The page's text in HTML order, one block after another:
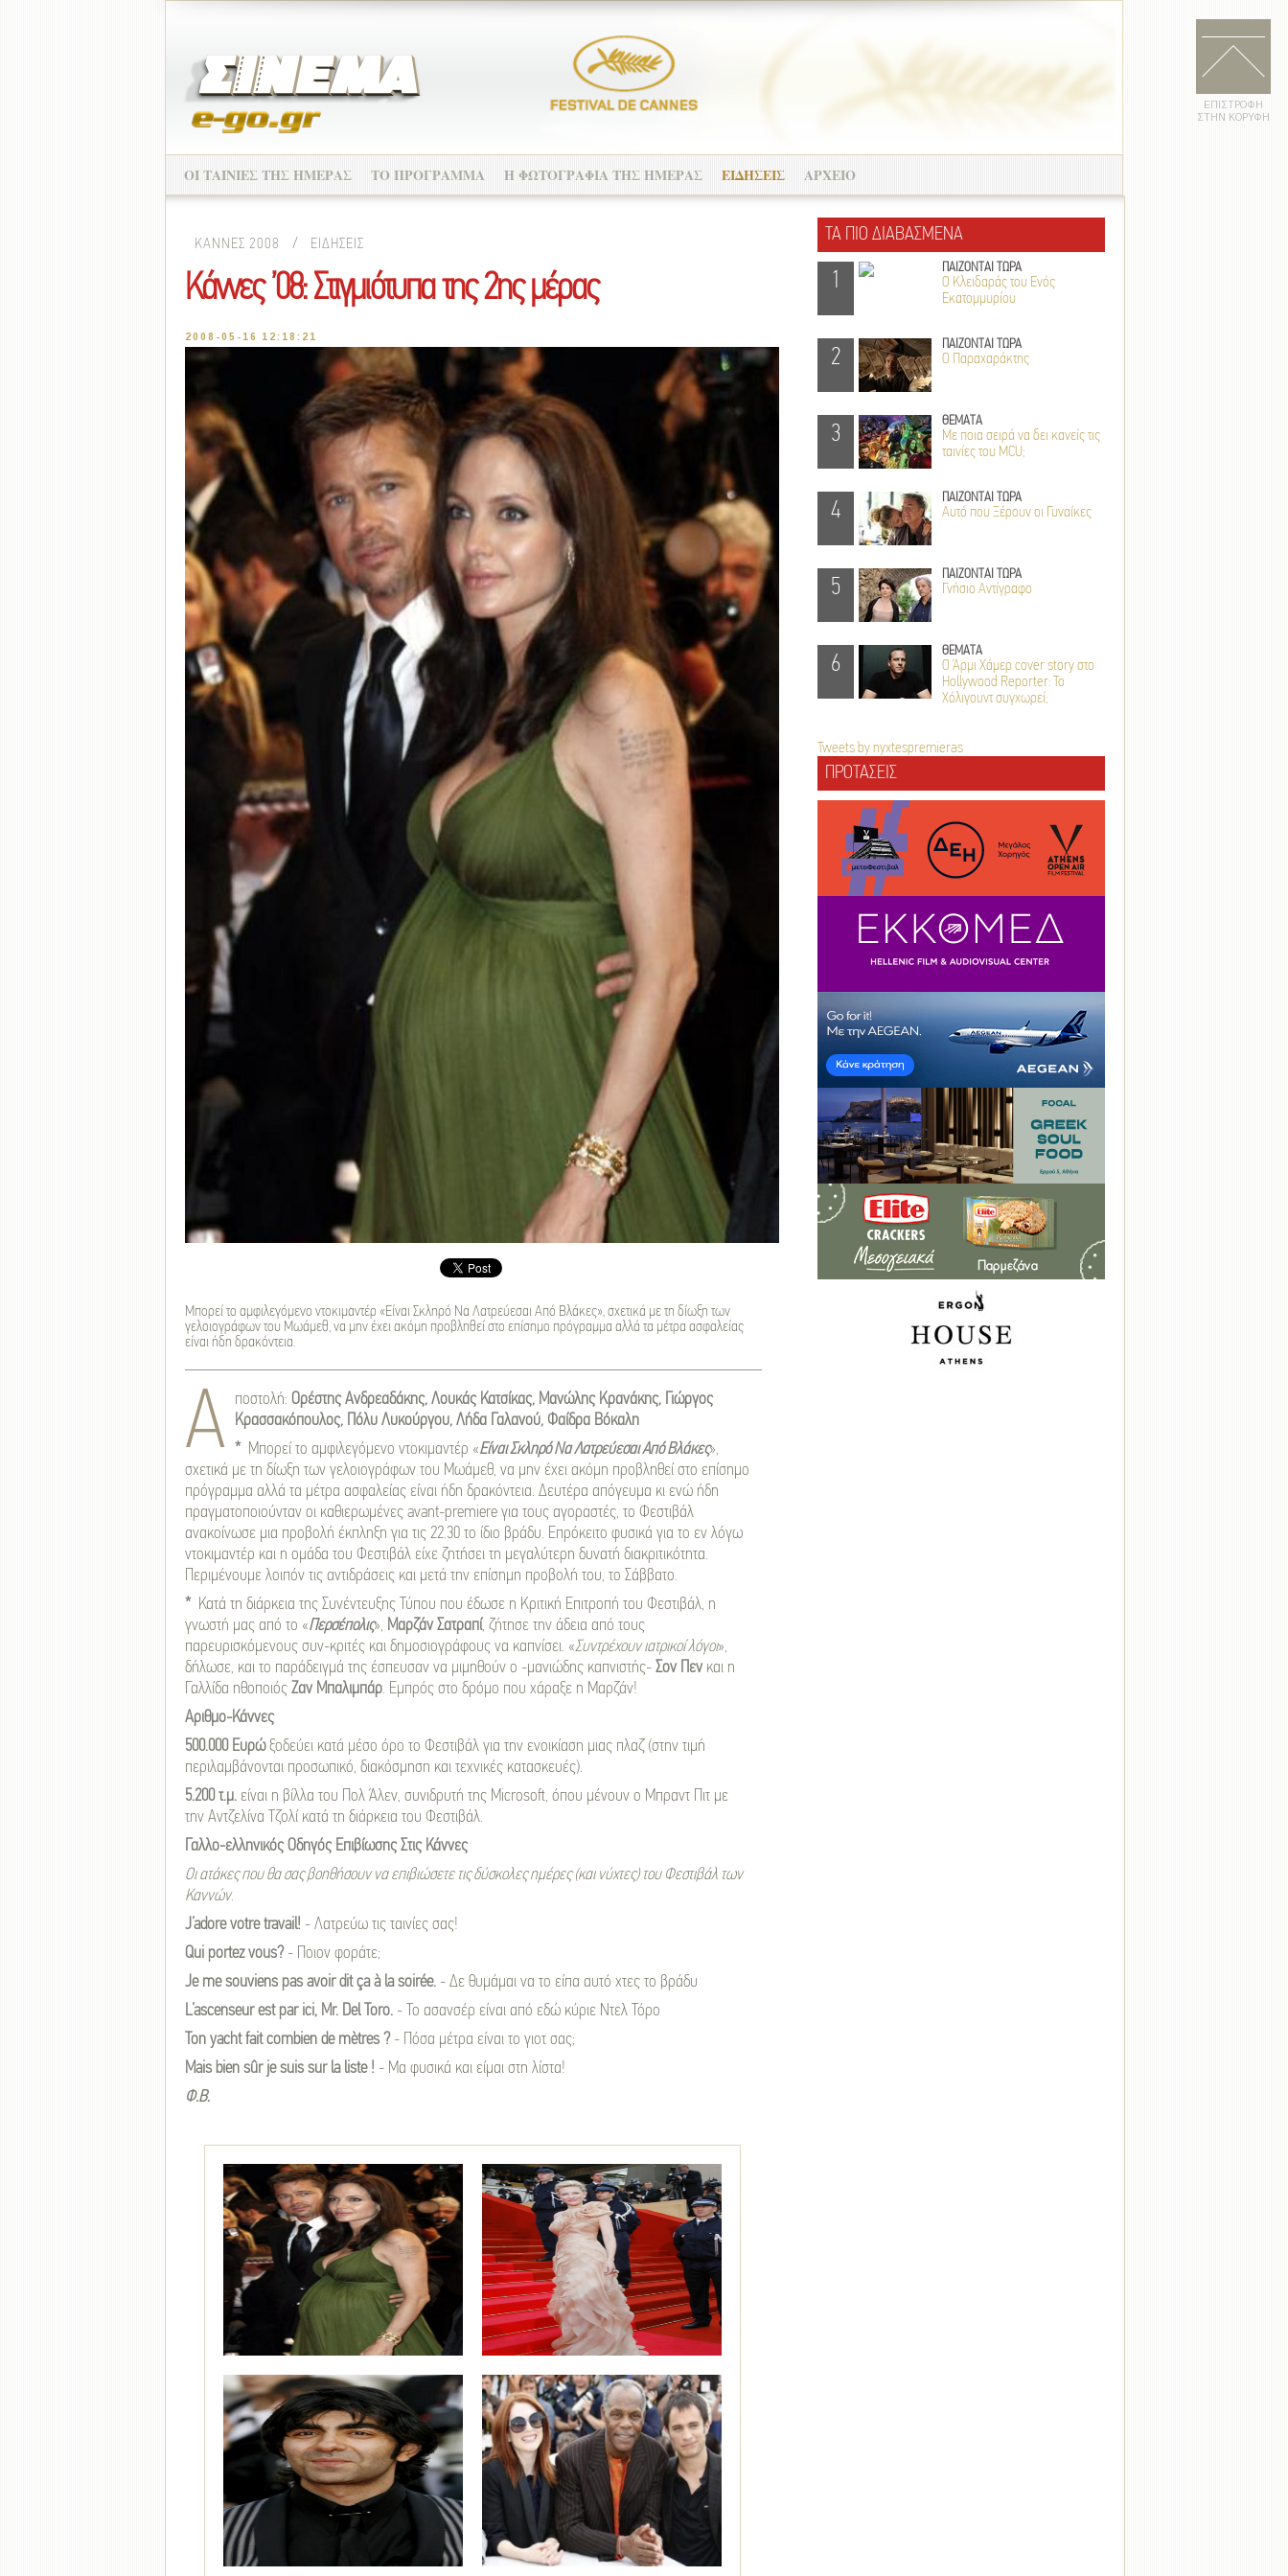
ΟΙ ΤΑΙΝΙΕΣ ΤΗΣ ΗΜΕΡΑΣ ΤΟ ΠΡΟΓΡΑΜΜΑ Η ΦΩΤΟΓΡΑΦΙΑ ΤΗΣ ΗΜΕΡΑΣ ΕΙΔΗΣΕΙΣ ΑΡΧΕΙΟ
ΚΑΝΝΕΣ 2008 / ΕΙΔΗΣΕΙΣ
Κάννες ’08: Στιγμιότυπα της 2ης μέρας
2008-05-16 12:18:21
Μπορεί το αμφιλεγόμενο ντοκιμαντέρ «Είναι Σκληρό Να Λατρεύεσαι Από Βλάκες», σχετικά με τη δίωξη των
γελοιογράφων του Μωάμεθ, να μην έχει ακόμη προβληθεί στο επίσημο πρόγραμμα αλλά τα μέτρα ασφαλείας
είναι ήδη δρακόντεια.
A ποστολή:Ορέστης Ανδρεαδάκης, Λουκάς Κατσίκας, Μανώλης Κρανάκης, Γιώργος
Κρασσακόπουλος, Πόλυ Λυκούργου, Λήδα Γαλανού, Φαίδρα Βόκαλη
* Μπορεί το αμφιλεγόμενο ντοκιμαντέρ «Είναι Σκληρό Να Λατρεύεσαι Από Βλάκες»,
σχετικά με τη δίωξη των γελοιογράφων του Μωάμεθ, να μην έχει ακόμη προβληθεί στο επίσημο
πρόγραμμα αλλά τα μέτρα ασφαλείας είναι ήδη δρακόντεια. Δευτέρα απόγευμα κι ενώ ήδη
πραγματοποιούνταν οι καθιερωμένες avant-premiere για τους αγοραστές, το Φεστιβάλ
ανακοίνωσε μια προβολή έκπληξη για τις 22.30 το ίδιο βράδυ. Επρόκειτο φυσικά για το εν λόγω
ντοκιμαντέρ και η ομάδα του Φεστιβάλ είχε ζητήσει τη μεγαλύτερη δυνατή διακριτικότητα.
Περιμένουμε λοιπόν τις αντιδράσεις και μετά την επίσημη προβολή του, το Σάββατο.
* Κατά τη διάρκεια της Συνέντευξης Τύπου που έδωσε η Κριτική Επιτροπή του Φεστιβάλ, η
γνωστή μας από το «Περσέπολις», Μαρζάν Σατραπί, ζήτησε την άδεια από τους
παρευρισκόμενους συν-κριτές και δημοσιογράφους να καπνίσει. «Συντρέχουν ιατρικοί λόγοι»,
δήλωσε, και το παράδειγμά της έσπευσαν να μιμηθούν ο -μανιώδης καπνιστής- Σον Πεν και η
Γαλλίδα ηθοποιός Ζαν Μπαλιμπάρ. Εμπρός στο δρόμο που χάραξε η Μαρζάν!
Αριθμο-Κάννες
500.000 Ευρώξοδεύει κατά μέσο όρο το Φεστιβάλ για την ενοικίαση μιας πλαζ (στην τιμή
περιλαμβάνονται προσωπικό, διακόσμηση και τεχνικές κατασκευές).
5.200 τ.μ. είναι η βίλλα του Πολ Άλεν, συνιδρυτή της Microsoft, όπου μένουν ο Μπραντ Πιτ με
την Αντζελίνα Τζολί κατά τη διάρκεια του Φεστιβάλ.
Γαλλο-ελληνικός Οδηγός Επιβίωσης Στις Κάννες
Οι ατάκες που θα σας βοηθήσουν να επιβιώσετε τις δύσκολες ημέρες (και νύχτες) του Φεστιβάλ των
Καννών.
J’adore votre travail! - Λατρεύω τις ταινίες σας!
Qui portez vous?- Ποιον φοράτε;
Je me souviens pas avoir dit ça à la soirée. - Δε θυμάμαι να το είπα αυτό χτες το βράδυ
L’ascenseur est par ici, Mr. Del Toro. - Το ασανσέρ είναι από εδώ κύριε Ντελ Τόρο
Ton yacht fait combien de mètres ?- Πόσα μέτρα είναι το γιοτ σας;
Mais bien sûr je suis sur la liste ! - Μα φυσικά και είμαι στη λίστα!
Φ.Β.
ΤΑ ΠΙΟ ΔΙΑΒΑΣΜΕΝΑ
1
ΠΑΙΖΟΝΤΑΙ ΤΩΡΑ
Ο Κλειδαράς του Ενός
Εκατομμυρίου
2
ΠΑΙΖΟΝΤΑΙ ΤΩΡΑ
Ο Παραχαράκτης
3
ΘΕΜΑΤΑ
Με ποια σειρά να δει κανείς τις
ταινίες του MCU;
4
ΠΑΙΖΟΝΤΑΙ ΤΩΡΑ
Αυτό που Ξέρουν οι Γυναίκες
5
ΠΑΙΖΟΝΤΑΙ ΤΩΡΑ
Γνήσιο Αντίγραφο
6
ΘΕΜΑΤΑ
Ο Άρμι Χάμερ cover story στο
Hollywood Reporter: Το
Χόλιγουντ συγχωρεί;
Tweets by nyxtespremieras
ΠΡΟΤΑΣΕΙΣ
ΕΠΙΣΤΡΟΦΗ
ΣΤΗΝ ΚΟΡΥΦΗ